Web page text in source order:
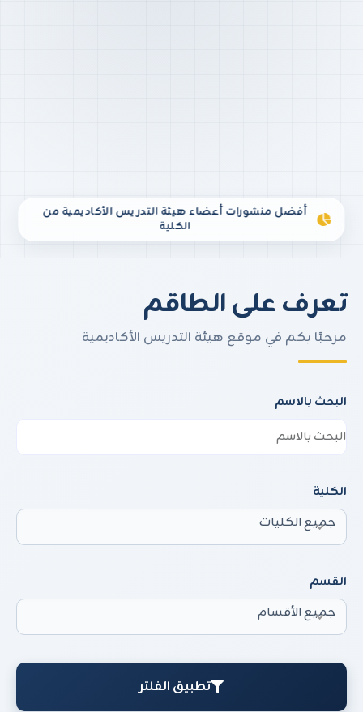
تعرف على الطاقم
مرحبًا بكم في موقع هيئة التدريس الأكاديمية
البحث بالاسم
الكلية
جميع الكليات
القسم
جميع الأقسام
تطبيق الفلتر
أفضل منشورات أعضاء هيئة التدريس الأكاديمية من
الكلية